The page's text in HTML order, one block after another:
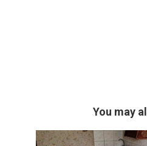
You may